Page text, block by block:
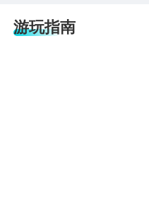
游玩指南